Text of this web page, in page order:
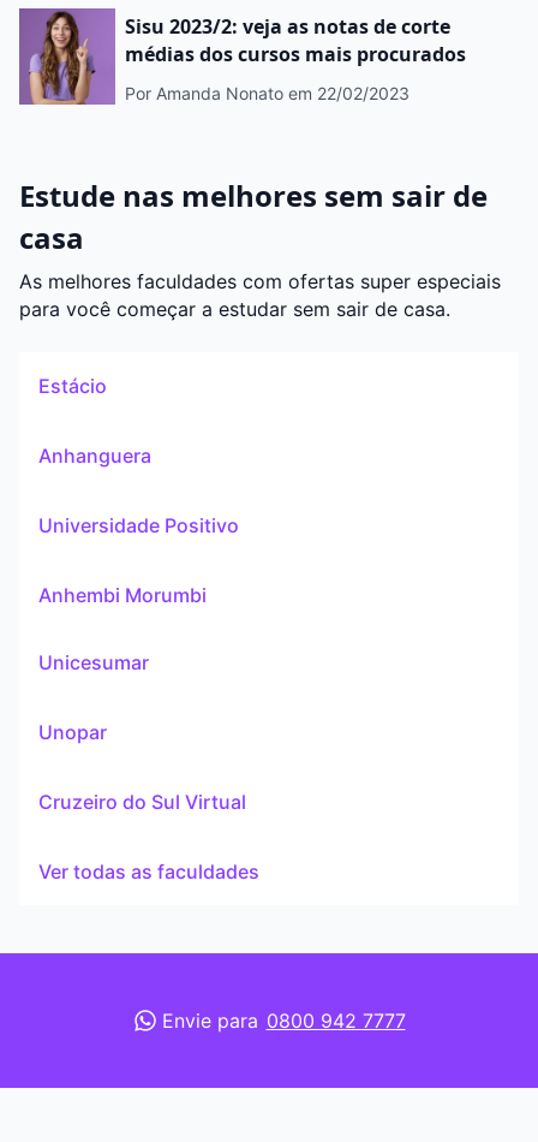
Sisu 2023/2: veja as notas de corte
médias dos cursos mais procurados
Por Amanda Nonato em 22/02/2023
Estude nas melhores sem sair de
casa
As melhores faculdades com ofertas super especiais
para você começar a estudar sem sair de casa.
Estácio
Anhanguera
Universidade Positivo
Anhembi Morumbi
Unicesumar
Unopar
Cruzeiro do Sul Virtual
Ver todas as faculdades
Envie para 0800 942 7777